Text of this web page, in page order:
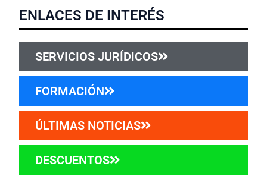
ENLACES DE INTERÉS
SERVICIOS JURÍDICOS
FORMACIÓN
ÚLTIMAS NOTICIAS
DESCUENTOS